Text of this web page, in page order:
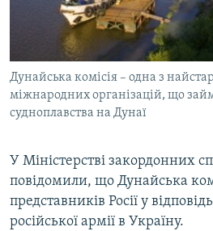
КРИМ РЕАЛІЇ
РУС
УКР
КТАТ
ДОЛУЧАЙСЯ!
Дунайська комісія – одна з
міжнародних організацій, що
судноплавства на Дунаї
У Міністерстві закордонних
повідомили, що Дунайська
представників Росії у
російської армії в Україну.